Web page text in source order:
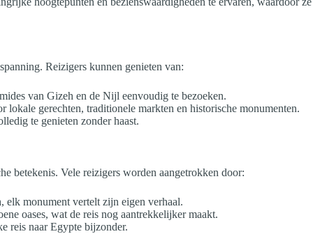
Reizigers kunnen genieten van:
van Gizeh en de Nijl eenvoudig te bezoeken.
gerechten, traditionele markten en historische monumenten.
te genieten zonder haast.
betekenis. Vele reizigers worden aangetrokken door:
elk monument vertelt zijn eigen verhaal.
oases, wat de reis nog aantrekkelijker maakt.
reis naar Egypte bijzonder.